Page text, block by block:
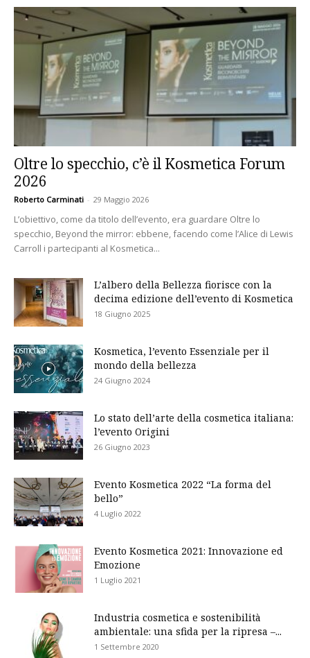
Oltre lo specchio, c’è il Kosmetica Forum
2026
Roberto Carminati - 29 Maggio 2026
L’obiettivo, come da titolo dell’evento, era guardare Oltre lo
specchio, Beyond the mirror: ebbene, facendo come l’Alice di Lewis
Carroll i partecipanti al Kosmetica...
L’albero della Bellezza fiorisce con la
decima edizione dell’evento di Kosmetica
18 Giugno 2025
Kosmetica, l’evento Essenziale per il
mondo della bellezza
24 Giugno 2024
Lo stato dell’arte della cosmetica italiana:
l’evento Origini
26 Giugno 2023
Evento Kosmetica 2022 “La forma del
bello”
4 Luglio 2022
Evento Kosmetica 2021: Innovazione ed
Emozione
1 Luglio 2021
Industria cosmetica e sostenibilità
ambientale: una sfida per la ripresa –...
1 Settembre 2020